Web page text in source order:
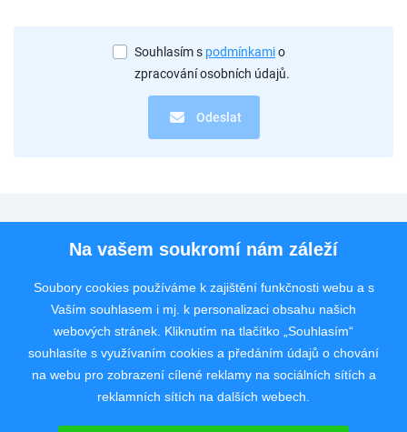
Souhlasím s podmínkamio
zpracování osobních údajů.
Odeslat
Pro uchazeče
Rychlý kontakt
Na vašem soukromí nám záleží
Soubory cookies používáme k zajištění funkčnosti webu a s
Vaším souhlasem i mj. k personalizaci obsahu našich
webových stránek. Kliknutím na tlačítko „Souhlasím“
souhlasíte s využívaním cookies a předáním údajů o chování
na webu pro zobrazení cílené reklamy na sociálních sítích a
reklamních sítích na dalších webech.